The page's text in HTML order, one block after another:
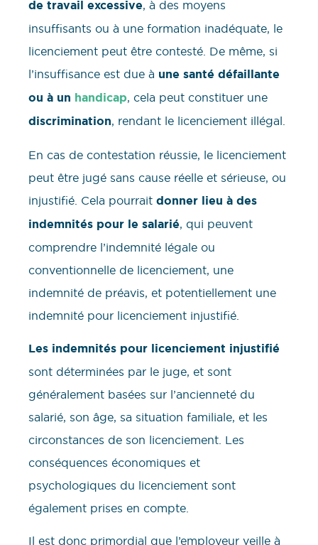
de travail excessive, à des moyens
insuffisants ou à une formation inadéquate, le
licenciement peut être contesté. De même, si
l’insuffisance est due à une santé défaillante
ou à un handicap, cela peut constituer une
discrimination, rendant le licenciement illégal.
En cas de contestation réussie, le licenciement
peut être jugé sans cause réelle et sérieuse, ou
injustifié. Cela pourrait donner lieu à des
indemnités pour le salarié, qui peuvent
comprendre l’indemnité légale ou
conventionnelle de licenciement, une
indemnité de préavis, et potentiellement une
indemnité pour licenciement injustifié.
Les indemnités pour licenciement injustifié
sont déterminées par le juge, et sont
généralement basées sur l’ancienneté du
salarié, son âge, sa situation familiale, et les
circonstances de son licenciement. Les
conséquences économiques et
psychologiques du licenciement sont
également prises en compte.
Il est donc primordial que l’employeur veille à